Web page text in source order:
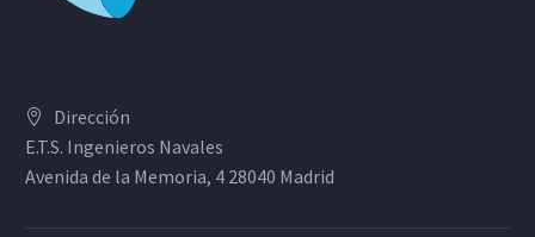
Dirección
E.T.S. Ingenieros Navales
Avenida de la Memoria, 4 28040 Madrid